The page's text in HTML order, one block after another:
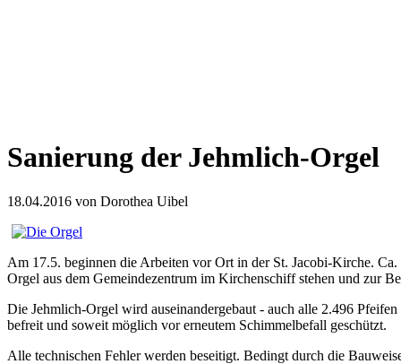
Sanierung der Jehmlich-Orgel
18.04.2016 von Dorothea Uibel
Am 17.5. beginnen die Arbeiten vor Ort in der St. Jacobi-Kirche.
Orgel aus dem Gemeindezentrum im Kirchenschiff stehen und zur
Die Jehmlich-Orgel wird auseinandergebaut - auch alle 2.496
befreit und soweit möglich vor erneutem Schimmelbefall geschützt.
Alle technischen Fehler werden beseitigt. Bedingt durch die